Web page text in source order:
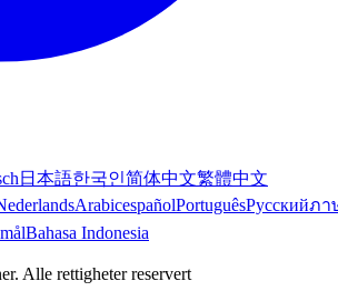
日本語한국인简体中文繁體中文
ArabicespañolPortuguêsРусскийภา
Bahasa Indonesia
. Alle rettigheter reservert